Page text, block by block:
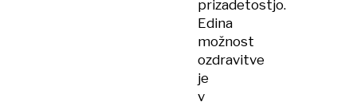
prizadetostjo.
Edina
možnost
ozdravitve
je
v